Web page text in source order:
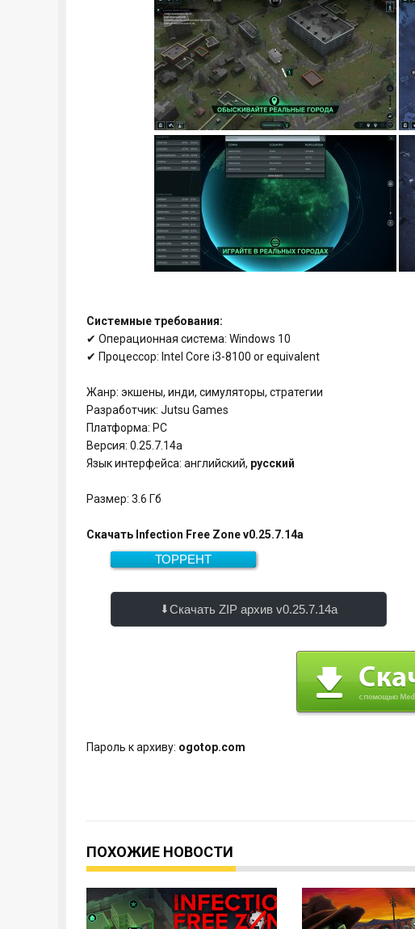
Системные требования:
✔ Операционная система: Windows 10
✔ Процессор: Intel Core i3-8100 or equivalent
Жанр: экшены, инди, симуляторы, стратегии
Разработчик: Jutsu Games
Платформа: PC
Версия: 0.25.7.14a
Язык интерфейса: английский, русский
Размер: 3.6 Гб
Скачать Infection Free Zone v0.25.7.14a
ТОРРЕНТ
3.6 Гб
Скачать
Скачать ZIP архив v0.25.7.14a
Пароль к архиву: ogotop.com
ПОХОЖИЕ НОВОСТИ